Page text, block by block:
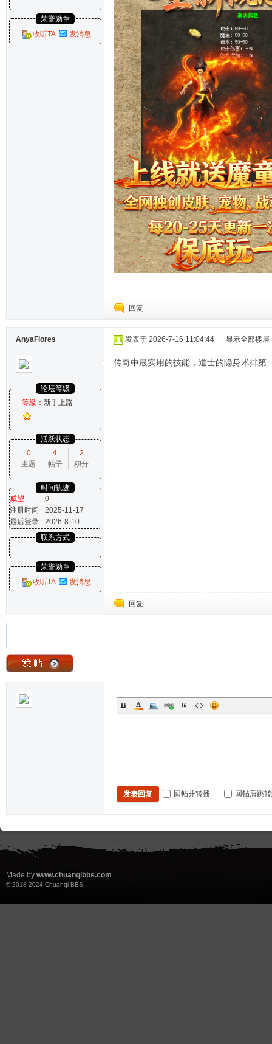
荣誉勋章
收听TA
发消息
回复
AnyaFlores
论坛等级
等級： 新手上路
活跃状态
0
主题
4
帖子
2
积分
时间轨迹
威望
0
注册时间
2025-11-17
最后登录
2026-8-10
联系方式
荣誉勋章
收听TA
发消息
发表于 2026-7-16 11:04:44 显示全部楼层
传奇中最实用的技能，道士的隐身术排第
回复
发表回复 回帖并转播 回帖后跳
Made by www.chuanqibbs.com
© 2018-2024 Chuanqi BBS